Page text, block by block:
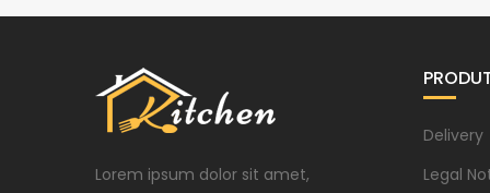
Lorem ipsum dolor sit amet,
Delivery
Legal